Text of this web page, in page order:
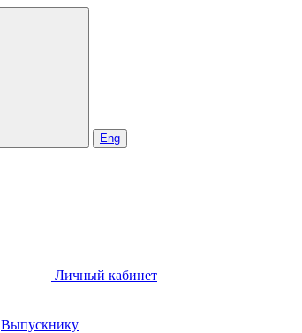
Eng
Личный кабинет
Выпускнику